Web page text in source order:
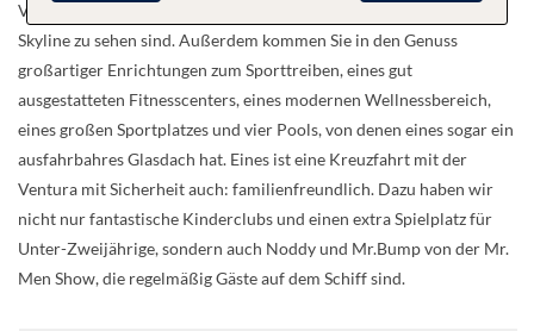
Videoleinwand, auf der jeden Tag Bilder einer anderen berühmten
Skyline zu sehen sind. Außerdem kommen Sie in den Genuss
großartiger Enrichtungen zum Sporttreiben, eines gut
ausgestatteten Fitnesscenters, eines modernen Wellnessbereich,
eines großen Sportplatzes und vier Pools, von denen eines sogar ein
ausfahrbahres Glasdach hat. Eines ist eine Kreuzfahrt mit der
Ventura mit Sicherheit auch: familienfreundlich. Dazu haben wir
nicht nur fantastische Kinderclubs und einen extra Spielplatz für
Unter-Zweijährige, sondern auch Noddy und Mr.Bump von der Mr.
Men Show, die regelmäßig Gäste auf dem Schiff sind.